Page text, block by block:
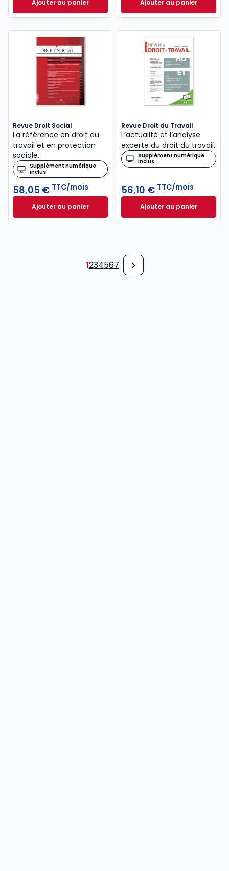
Ajouter au panierGuide Paie à 82,66 € HT/mois
Ajouter au panier
Le guide du
Revue Droit Social
La référence en droit du
travail et en protection
sociale.
Supplément numérique
inclus
58,05 € TTC/mois
Ajouter au panierRevue Droit Social à 58,05 €TTC/mois
Revue Droit du Travail
L’actualité et l’analyse
experte du droit du travail.
Supplément numérique
inclus
56,10 € TTC/mois
Ajouter au panier
Revue Droit du
1234567